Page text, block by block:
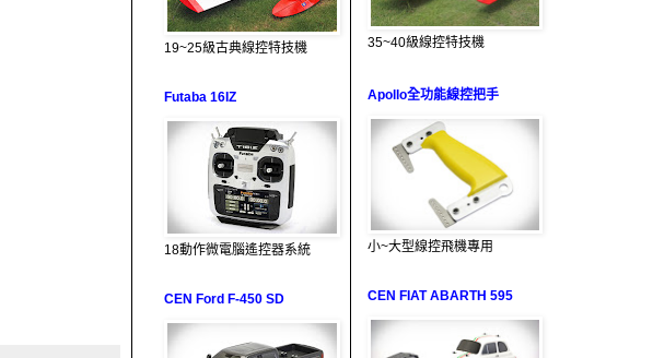
19~25級古典線控特技機
Futaba 16IZ
18動作微電腦遙控器系統
CEN Ford F-450 SD
35~40級線控特技機
Apollo全功能線控把手
小~大型線控飛機專用
CEN FIAT ABARTH 595